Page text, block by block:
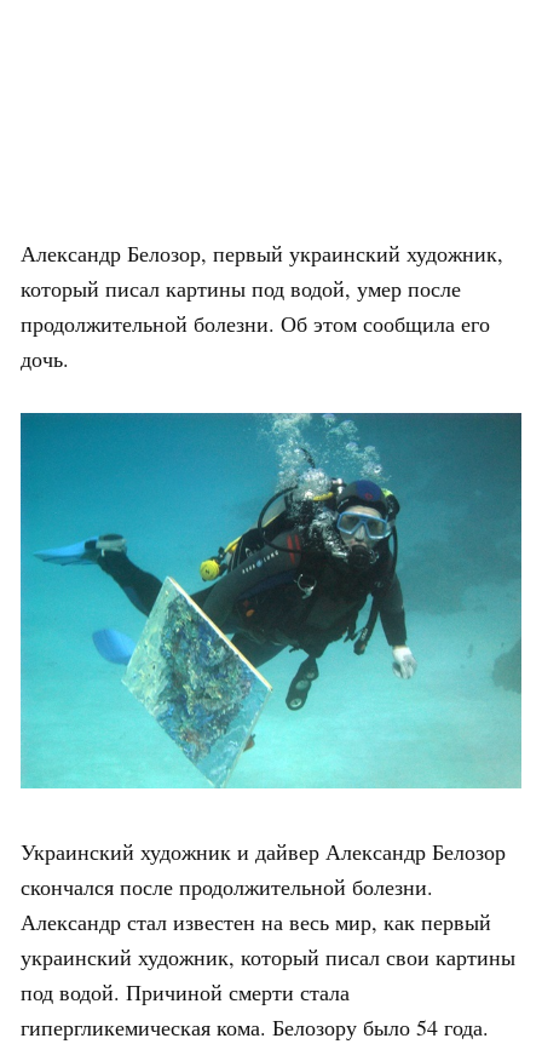
Александр Белозор, первый украинский художник,
который писал картины под водой, умер после
продолжительной болезни. Об этом сообщила его
дочь.
Украинский художник и дайвер Александр Белозор
скончался после продолжительной болезни.
Александр стал известен на весь мир, как первый
украинский художник, который писал свои картины
под водой. Причиной смерти стала
гипергликемическая кома. Белозору было 54 года.